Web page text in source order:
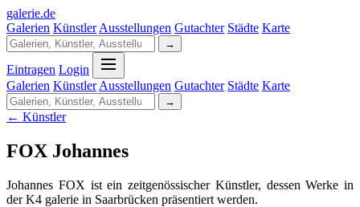
galerie.de
Galerien Künstler Ausstellungen Gutachter Städte Karte
→
Eintragen Login
Galerien Künstler Ausstellungen Gutachter Städte Karte
→
← Künstler
FOX Johannes
Johannes FOX ist ein zeitgenössischer Künstler, dessen Werke in
der K4 galerie in Saarbrücken präsentiert werden.